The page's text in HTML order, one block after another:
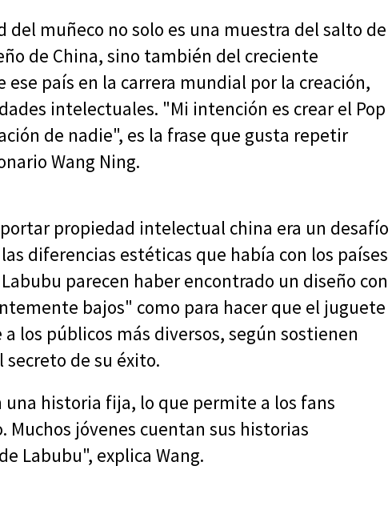
del muñeco no solo es una muestra del salto de
de China, sino también del creciente
ese país en la carrera mundial por la creación,
intelectuales. "Mi intención es crear el Pop
de nadie", es la frase que gusta repetir
Wang Ning.
propiedad intelectual china era un desafío
diferencias estéticas que había con los países
parecen haber encontrado un diseño con
bajos" como para hacer que el juguete
los públicos más diversos, según sostienen
de su éxito.
historia fija, lo que permite a los fans
jóvenes cuentan sus historias
Labubu", explica Wang.